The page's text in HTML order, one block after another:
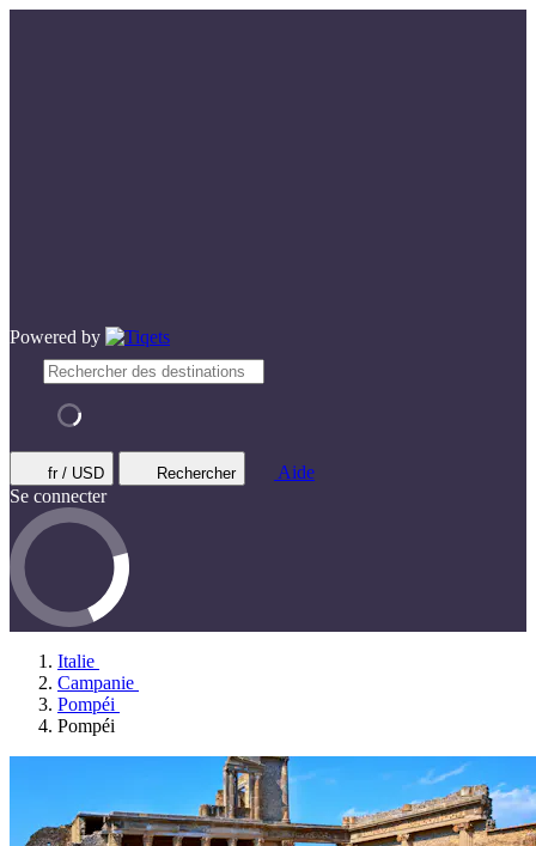
Powered by
fr / USD Rechercher
Aide
Se connecter
Italie
Campanie
Pompéi
Pompéi